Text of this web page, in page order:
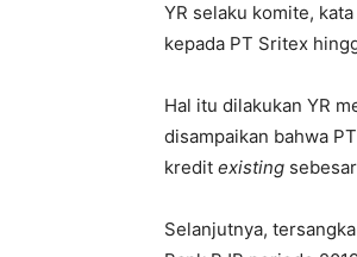
YR selaku komite,
kepada PT Sritex
Hal itu dilakukan YR
disampaikan bahwa
kredit existing
Selanjutnya,